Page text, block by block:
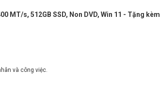
MT/s, 512GB SSD, Non DVD, Win 11 - Tặng kèm
và công việc.